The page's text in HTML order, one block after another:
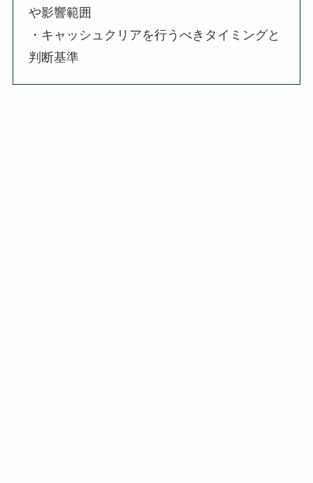
や影響範囲
・キャッシュクリアを行うべきタイミングと
判断基準